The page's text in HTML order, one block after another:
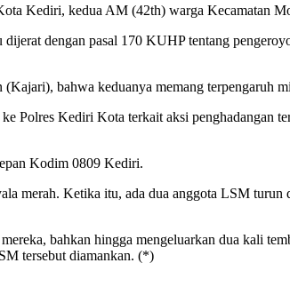
Kediri, kedua AM (42th) warga Kecamatan
dengan pasal 170 KUHP tentang
bahwa keduanya memang terpengaruh
Polres Kediri Kota terkait aksi penghadangan
Kodim 0809 Kediri.
merah. Ketika itu, ada dua anggota LSM
bahkan hingga mengeluarkan dua kali
tersebut diamankan. (*)